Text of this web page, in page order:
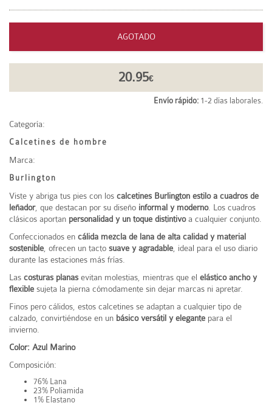
AGOTADO
20.95€
Envío rápido: 1-2 días laborales.
Categoría:
Calcetines de hombre
Marca:
Burlington
Viste y abriga tus pies con los calcetines Burlington estilo a cuadros de
leñador, que destacan por su diseño informal y moderno. Los cuadros
clásicos aportan personalidad y un toque distintivoa cualquier conjunto.
Confeccionados en cálida mezcla de lana de alta calidad y material
sostenible, ofrecen un tacto suave y agradable, ideal para el uso diario
durante las estaciones más frías.
Las costuras planas evitan molestias, mientras que el elástico ancho y
flexible sujeta la pierna cómodamente sin dejar marcas ni apretar.
Finos pero cálidos, estos calcetines se adaptan a cualquier tipo de
calzado, convirtiéndose en un básico versátil y elegante para el
invierno.
Color: Azul Marino
Composición:
76% Lana
23% Poliamida
1% Elastano